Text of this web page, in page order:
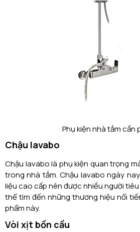
Phụ kiện nhà tắm cần
Chậu lavabo
Chậu lavabo là phụ kiện quan trọng
trong nhà tắm. Chậu lavabo ngày
liệu cao cấp nên được nhiều người
thể tìm đến những thương hiệu nổi
phẩm này.
Vòi xịt bồn cầu